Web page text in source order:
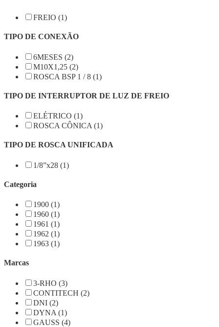
FREIO (1)
TIPO DE CONEXÃO
6MESES (2)
M10X1,25 (2)
ROSCA BSP 1 / 8 (1)
TIPO DE INTERRUPTOR DE LUZ DE FREIO
ELÉTRICO (1)
ROSCA CÔNICA (1)
TIPO DE ROSCA UNIFICADA
1/8”x28 (1)
Categoria
1900 (1)
1960 (1)
1961 (1)
1962 (1)
1963 (1)
Marcas
3-RHO (3)
CONTITECH (2)
DNI (2)
DYNA (1)
GAUSS (4)